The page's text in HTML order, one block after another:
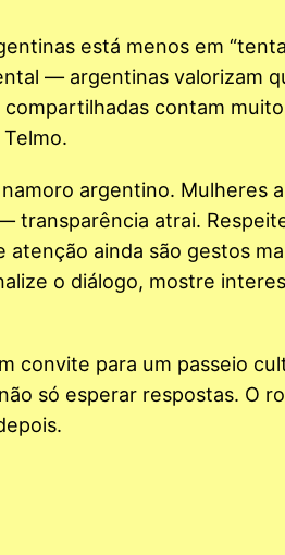
está menos em
— argentinas valorizam
contam
argentino. Mulheres
transparência atrai.
ainda são gestos
o diálogo, mostre
convite para um passeio
só esperar respostas. O